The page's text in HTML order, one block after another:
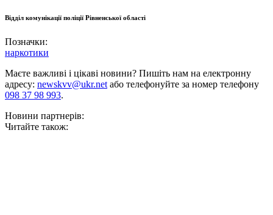
Відділ комунікації поліції Рівненської області
Позначки:
наркотики
Маєте важливі і цікаві новини? Пишіть нам на електронну
адресу: newskvv@ukr.net або телефонуйте за номер телефону
098 37 98 993.
Новини партнерів:
Читайте також: